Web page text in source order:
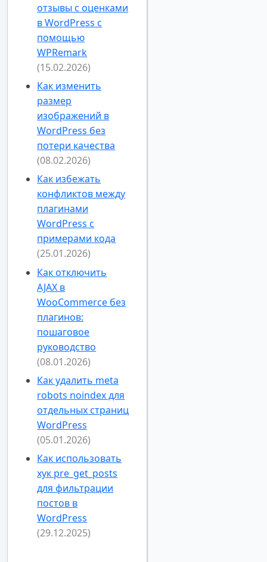
отзывы с оценками
в WordPress с
помощью
WPRemark
(15.02.2026)
Как изменить
размер
изображений в
WordPress без
потери качества
(08.02.2026)
Как избежать
конфликтов между
плагинами
WordPress с
примерами кода
(25.01.2026)
Как отключить
AJAX в
WooCommerce без
плагинов:
пошаговое
руководство
(08.01.2026)
Как удалить meta
robots noindex для
отдельных страниц
WordPress
(05.01.2026)
Как использовать
хук pre_get_posts
для фильтрации
постов в
WordPress
(29.12.2025)